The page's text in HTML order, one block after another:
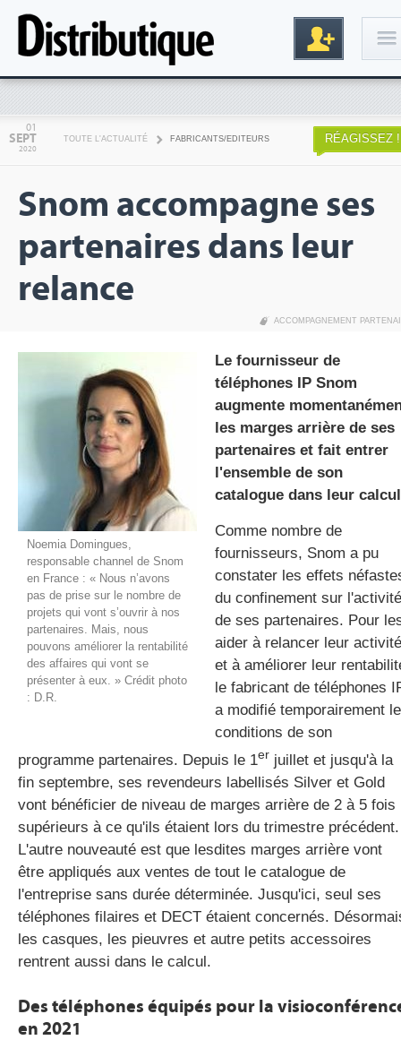
01
SEPT
2020
TOUTE L'ACTUALITÉ FABRICANTS/EDITEURS RÉAGISSEZ !
Snom accompagne ses
partenaires dans leur
relance
ACCOMPAGNEMENT
Noemia Domingues,
responsable channel de Snom
en France : « Nous n’avons
pas de prise sur le nombre de
projets qui vont s’ouvrir à nos
partenaires. Mais, nous
pouvons améliorer la rentabilité
des affaires qui vont se
présenter à eux. » Crédit photo
: D.R.
Le fournisseur de
téléphones IP Snom
augmente
les marges arrière de ses
partenaires et fait entrer
l'ensemble de son
catalogue dans leur
Comme nombre de
fournisseurs, Snom a pu
constater les effets
du confinement sur l'activité
de ses partenaires. Pour
aider à relancer leur activité
et à améliorer leur
le fabricant de téléphones
a modifié temporairement
conditions de son
programme partenaires. Depuis le 1er juillet et jusqu'à la
fin septembre, ses revendeurs labellisés Silver et Gold
vont bénéficier de niveau de marges arrière de 2 à 5 fois
supérieurs à ce qu'ils étaient lors du trimestre précédent.
L'autre nouveauté est que lesdites marges arrière vont
être appliqués aux ventes de tout le catalogue de
l'entreprise sans durée déterminée. Jusqu'ici, seul ses
téléphones filaires et DECT étaient concernés.
les casques, les pieuvres et autre petits accessoires
rentrent aussi dans le calcul.
Des téléphones équipés pour la
en 2021